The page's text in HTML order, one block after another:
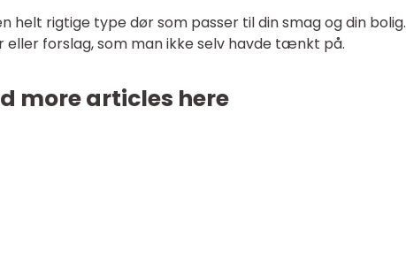
helt rigtige type dør som passer til din smag og din bolig.
forslag, som man ikke selv havde tænkt på.
more articles here